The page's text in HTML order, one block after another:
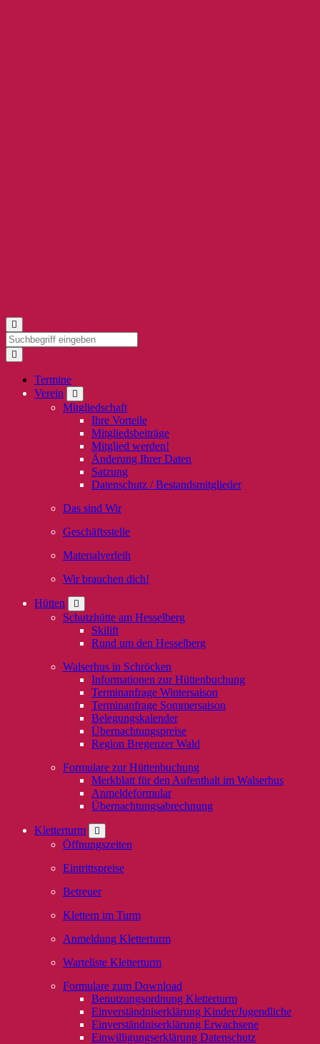
Termine
Verein
Mitgliedschaft
Ihre Vorteile
Mitgliedsbeiträge
Mitglied werden!
Änderung Ihrer Daten
Satzung
Datenschutz / Bestandsmitglieder
Das sind Wir
Geschäftsstelle
Materialverleih
Wir brauchen dich!
Hütten
Schutzhütte am Hesselberg
Skilift
Rund um den Hesselberg
Walserhus in Schröcken
Informationen zur Hüttenbuchung
Terminanfrage Wintersaison
Terminanfrage Sommersaison
Belegungskalender
Übernachtungspreise
Region Bregenzer Wald
Formulare zur Hüttenbuchung
Merkblatt für den Aufenthalt im Walserhus
Anmeldeformular
Übernachtungsabrechnung
Kletterturm
Öffnungszeiten
Eintrittspreise
Betreuer
Klettern im Turm
Anmeldung Kletterturm
Warteliste Kletterturm
Formulare zum Download
Benutzungsordnung Kletterturm
Einverständniserklärung Kinder/Jugendliche
Einverständniserklärung Erwachsene
Einwilligungserklärung Datenschutz